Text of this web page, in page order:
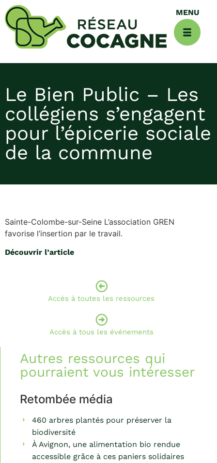
Le Bien Public – Les
collégiens s’engagent
pour l’épicerie sociale
de la commune
Sainte-Colombe-sur-Seine L’association GREN
favorise l’insertion par le travail.
Découvrir l’article
Accès à toutes les ressources
Accès à tous les événements
Autres ressources qui
pourraient vous intéresser
Retombée média
460 arbres plantés pour préserver la
biodiversité
À Avignon, une alimentation bio rendue
accessible grâce à ces paniers solidaires